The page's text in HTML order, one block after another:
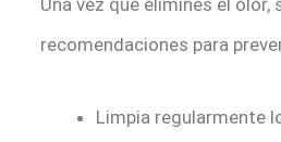
Una vez que elimines el olor,
recomendaciones para
Limpia regularmente